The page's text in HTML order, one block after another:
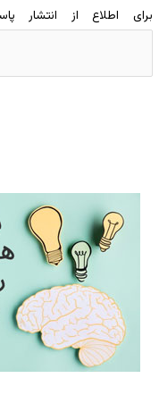
برای اطلاع از انتشار